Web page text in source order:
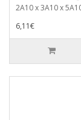
2A10 x 3A10 x
6,11€